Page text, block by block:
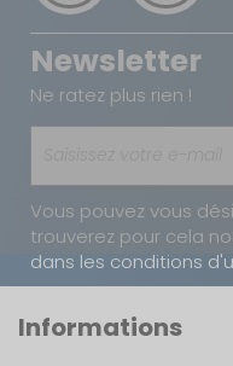
Newsletter
Ne ratez plus rien !
Vous pouvez vous
trouverez pour cela
dans les conditions
Informations